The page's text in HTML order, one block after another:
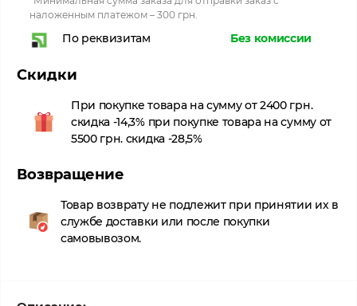
наложенным платежом – 300 грн.
По реквизитам Без комиссии
Скидки
При покупке товара на сумму от 2400 грн.
скидка -14,3% при покупке товара на сумму от
5500 грн. скидка -28,5%
Возвращение
Товар возврату не подлежит при принятии их в
службе доставки или после покупки
самовывозом.